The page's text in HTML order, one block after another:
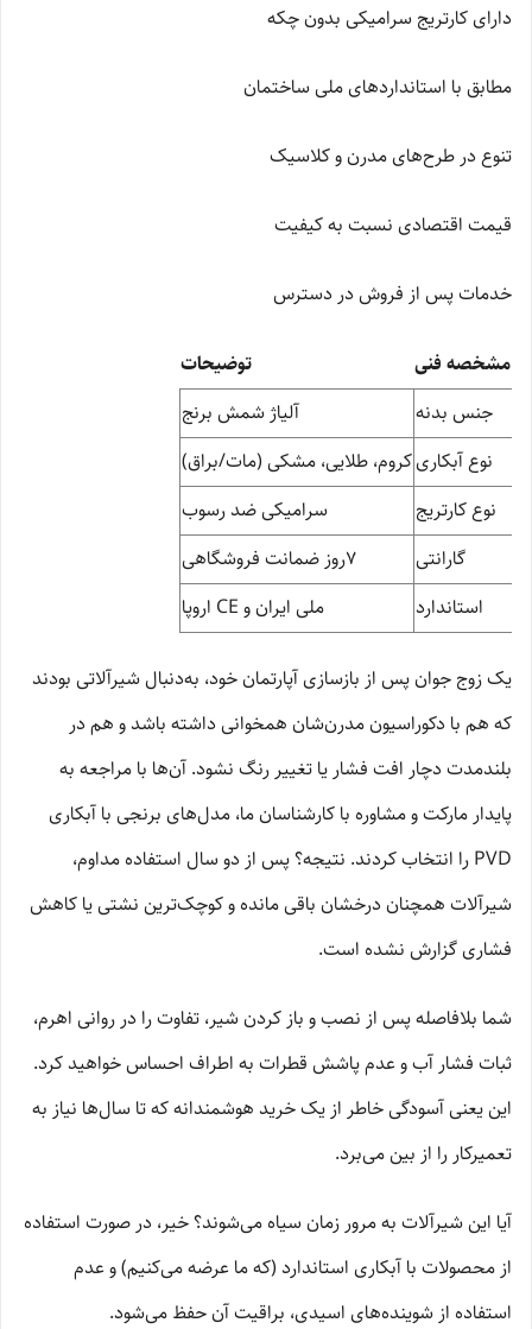
دارای کارتریج سرامیکی بدون چکه
مطابق با استانداردهای ملی ساختمان
تنوع در طرح‌های مدرن و کلاسیک
قیمت اقتصادی نسبت به کیفیت
خدمات پس از فروش در دسترس
مشخصه فنی
توضیحات
جنس بدنه
آلیاژ شمش برنج
نوع آبکاریکروم، طلایی، مشکی (مات/براق)
نوع کارتریج
سرامیکی ضد رسوب
گارانتی
7روز ضمانت فروشگاهی
استاندارد
ملی ایران و CE اروپا
یک زوج جوان پس از بازسازی آپارتمان خود، به‌دنبال شیرآلاتی بودند
که هم با دکوراسیون مدرن‌شان همخوانی داشته باشد و هم در
بلندمدت دچار افت فشار یا تغییر رنگ نشود. آن‌ها با مراجعه به
پایدار مارکت و مشاوره با کارشناسان ما، مدل‌های برنجی با آبکاری
PVD را انتخاب کردند. نتیجه؟ پس از دو سال استفاده مداوم،
شیرآلات همچنان درخشان باقی مانده و کوچک‌ترین نشتی یا کاهش
فشاری گزارش نشده است.
شما بلافاصله پس از نصب و باز کردن شیر، تفاوت را در روانی اهرم،
ثبات فشار آب و عدم پاشش قطرات به اطراف احساس خواهید کرد.
این یعنی آسودگی خاطر از یک خرید هوشمندانه که تا سال‌ها نیاز به
تعمیرکار را از بین می‌برد.
آیا این شیرآلات به مرور زمان سیاه می‌شوند؟ خیر، در صورت استفاده
از محصولات با آبکاری استاندارد (که ما عرضه می‌کنیم) و عدم
استفاده از شوینده‌های اسیدی، براقیت آن حفظ می‌شود.